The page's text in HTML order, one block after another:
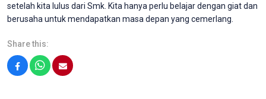
setelah kita lulus dari Smk. Kita hanya perlu belajar dengan giat dan
berusaha untuk mendapatkan masa depan yang cemerlang.
Share this: